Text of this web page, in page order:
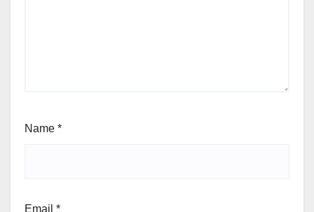
Name *
Email *